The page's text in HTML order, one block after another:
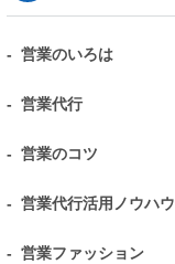
- 営業のいろは
- 営業代行
- 営業のコツ
- 営業代行活用ノウハウ
- 営業ファッション